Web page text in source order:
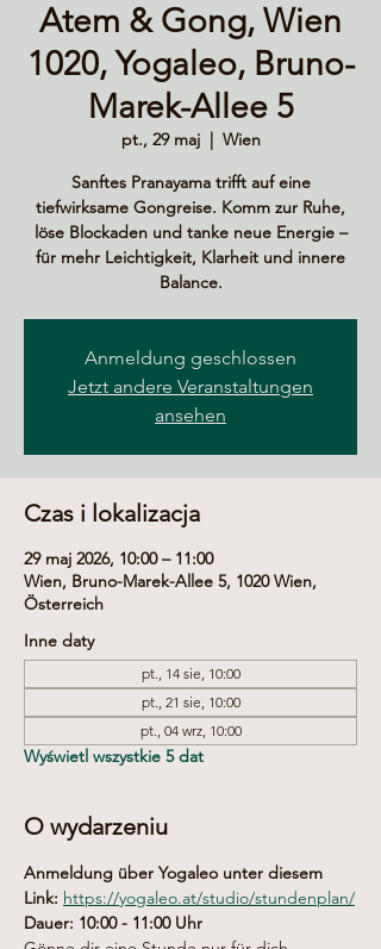
Atem & Gong, Wien
1020, Yogaleo, Bruno-
Marek-Allee 5
pt., 29 maj
  |
Wien
Sanftes Pranayama trifft auf eine
tiefwirksame Gongreise. Komm zur Ruhe,
löse Blockaden und tanke neue Energie –
für mehr Leichtigkeit, Klarheit und innere
Balance.
Anmeldung geschlossen
Jetzt andere Veranstaltungen
ansehen
Czas i lokalizacja
29 maj 2026, 10:00 – 11:00
Wien, Bruno-Marek-Allee 5, 1020 Wien,
Österreich
Inne daty
pt., 14 sie, 10:00
pt., 21 sie, 10:00
pt., 04 wrz, 10:00
Wyświetl wszystkie 5 dat
O wydarzeniu
Anmeldung über Yogaleo unter diesem
Link: https://yogaleo.at/studio/stundenplan/
Dauer: 10:00 - 11:00 Uhr